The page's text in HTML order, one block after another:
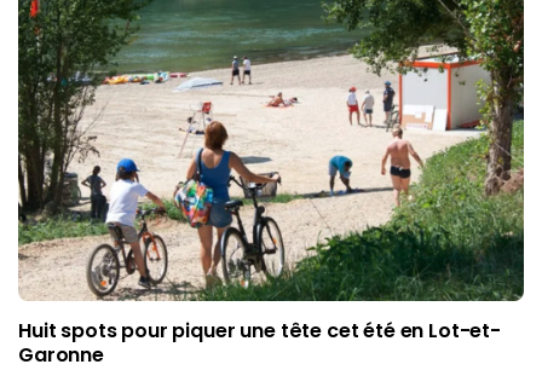
Huit spots pour piquer une tête cet été en Lot-et-
Garonne